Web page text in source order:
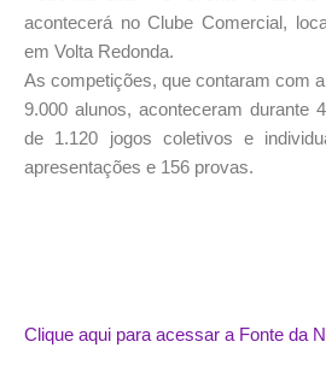
acontecerá no Clube Comercial,
em Volta Redonda.
As competições, que contaram com
9.000 alunos, aconteceram durante
de 1.120 jogos coletivos e
apresentações e 156 provas.
Clique aqui para acessar a Fonte da